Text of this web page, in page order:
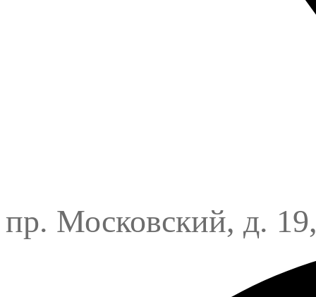
пр. Московский, д.